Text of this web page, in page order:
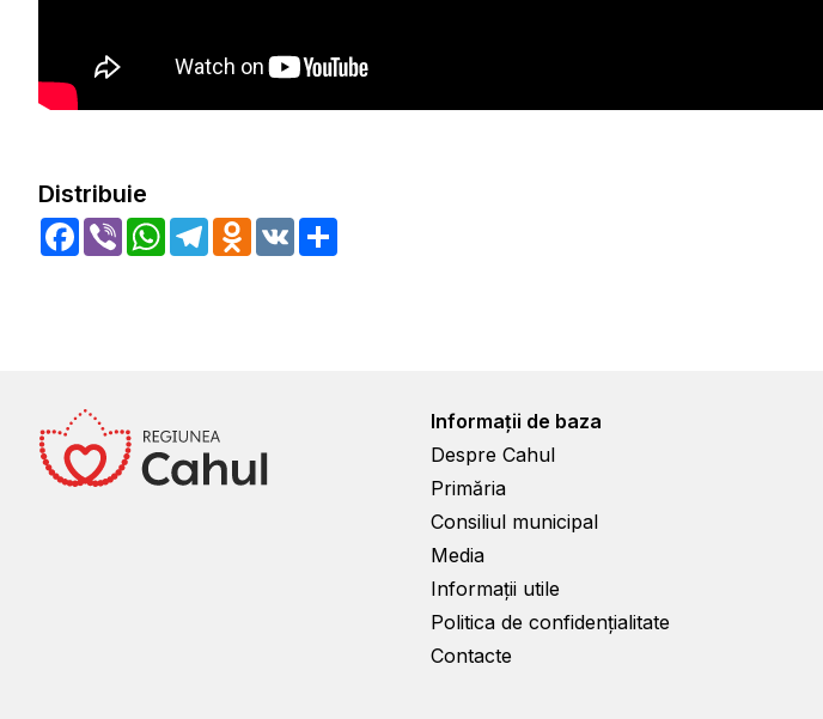
Distribuie
Facebook
Viber WhatsApp
TelegramOdnoklassniki
VK
Informații de baza
Despre Cahul
Primăria
Consiliul municipal
Media
Informații utile
Politica de confidențialitate
Contacte